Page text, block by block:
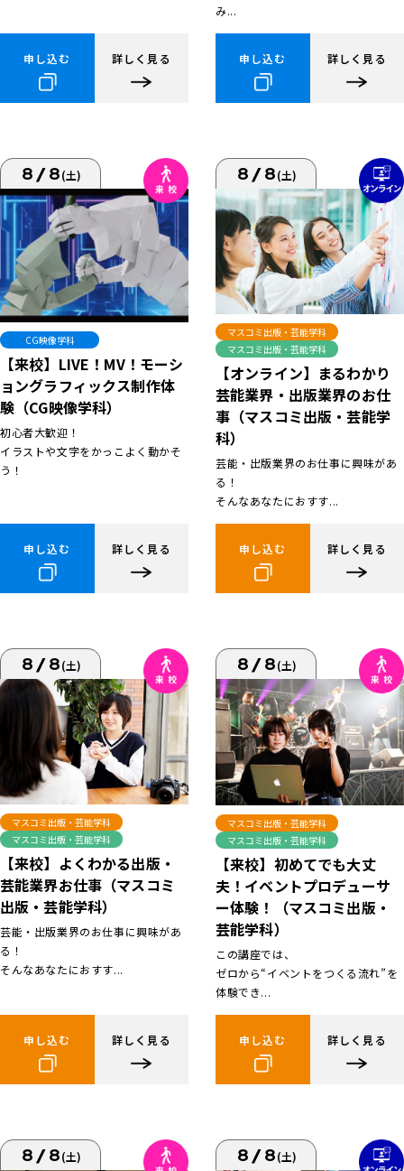
申し込む 詳しく見る
み...
申し込む 詳しく見る
8/8(土)
CG映像学科
【来校】LIVE！MV！モーシ
ョングラフィックス制作体
験（CG映像学科）
初心者大歓迎！
イラストや文字をかっこよく動かそ
う！
申し込む 詳しく見る
8/8(土)
マスコミ出版・芸能学科
マスコミ出版・芸能学科
【オンライン】まるわかり
芸能業界・出版業界のお仕
事（マスコミ出版・芸能学
科）
芸能・出版業界のお仕事に興味があ
る！
そんなあなたにおすす...
申し込む 詳しく見る
8/8(土)
マスコミ出版・芸能学科
マスコミ出版・芸能学科
【来校】よくわかる出版・
芸能業界お仕事（マスコミ
出版・芸能学科）
芸能・出版業界のお仕事に興味があ
る！
そんなあなたにおすす...
申し込む 詳しく見る
8/8(土)
マスコミ出版・芸能学科
マスコミ出版・芸能学科
【来校】初めてでも大丈
夫！イベントプロデューサ
ー体験！（マスコミ出版・
芸能学科）
この講座では、
ゼロから“イベントをつくる流れ”を
体験でき...
申し込む 詳しく見る
8/8(土) 8/8(土)